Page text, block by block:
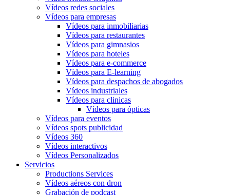
Vídeos redes sociales
Vídeos para empresas
Vídeos para inmobiliarias
Vídeos para restaurantes
Vídeos para gimnasios
Vídeos para hoteles
Vídeos para e-commerce
Vídeos para E-learning
Vídeos para despachos de abogados
Vídeos industriales
Vídeos para clinicas
Vídeos para ópticas
Vídeos para eventos
Vídeos spots publicidad
Vídeos 360
Vídeos interactivos
Vídeos Personalizados
Servicios
Productions Services
Vídeos aéreos con dron
Grabación de podcast